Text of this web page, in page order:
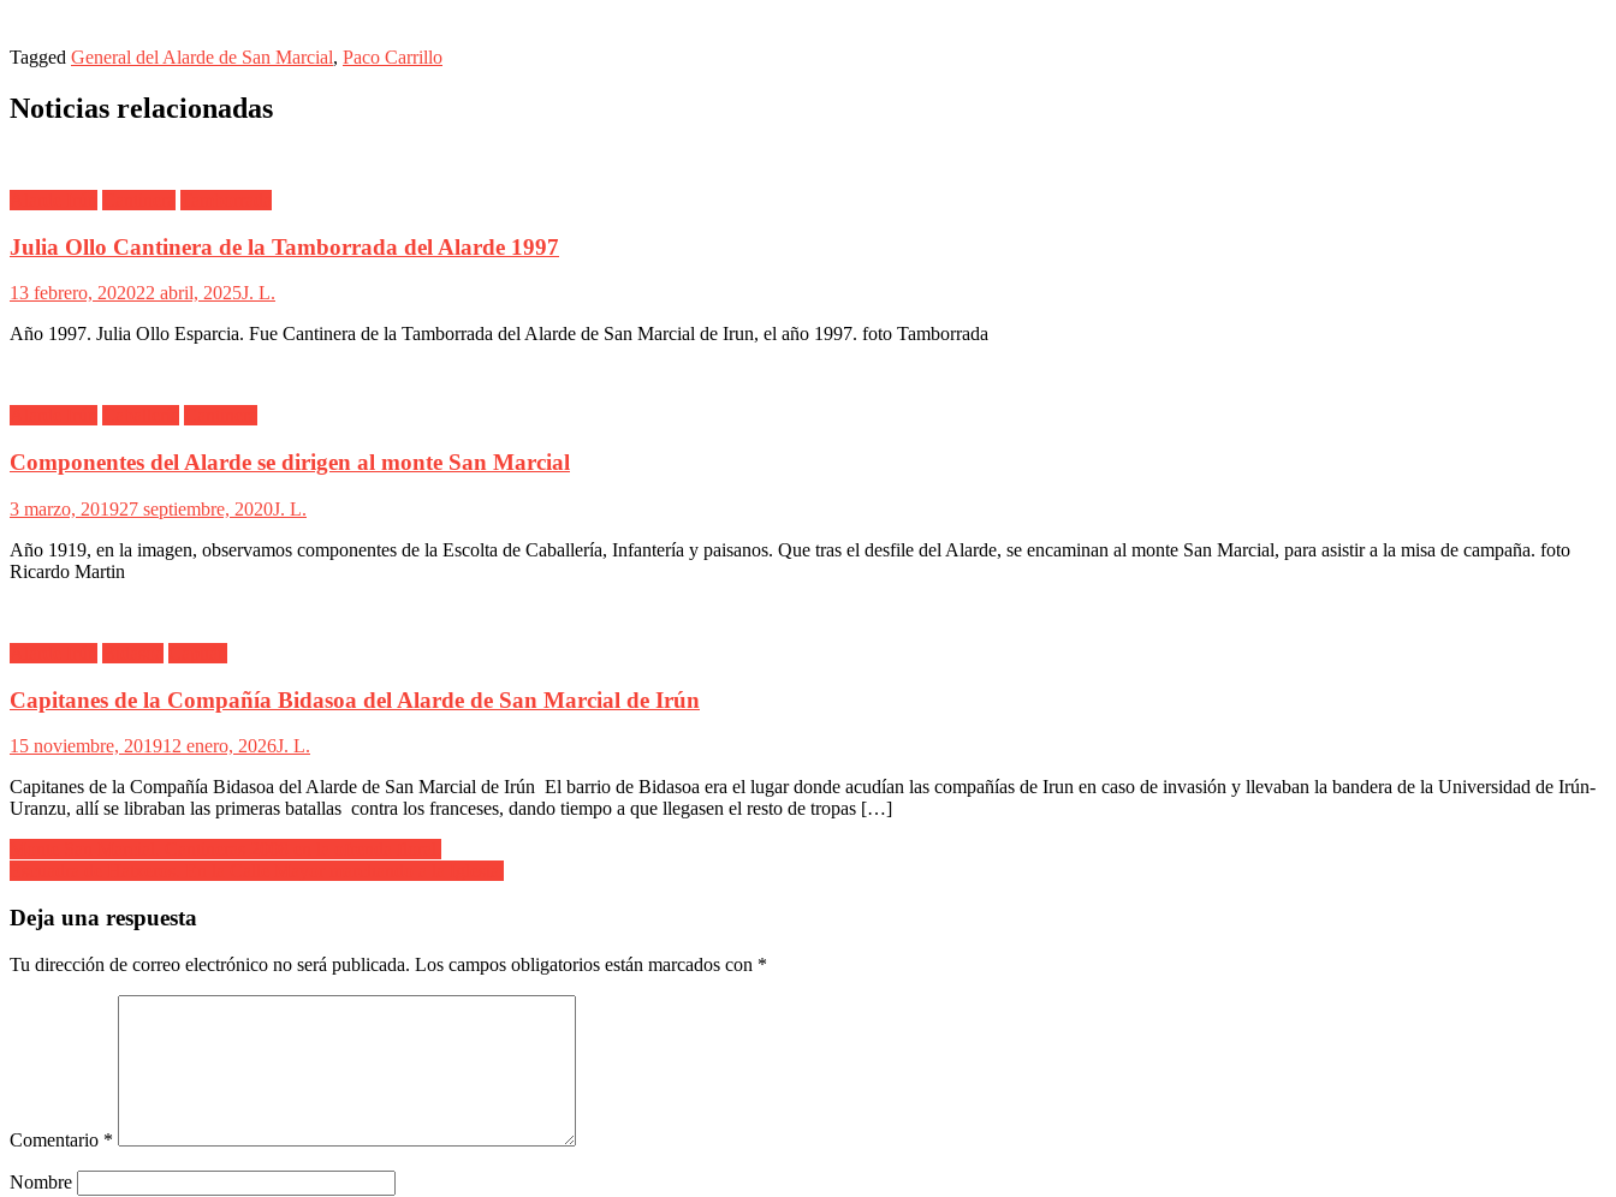
Tagged General del Alarde de San Marcial, Paco Carrillo
Noticias relacionadas
Julia Ollo Cantinera de la Tamborrada del Alarde 1997
13 febrero, 202022 abril, 2025J. L.
Año 1997. Julia Ollo Esparcia. Fue Cantinera de la Tamborrada del Alarde de San Marcial de Irun, el año 1997. foto Tamborrada
Componentes del Alarde se dirigen al monte San Marcial
3 marzo, 201927 septiembre, 2020J. L.
Año 1919, en la imagen, observamos componentes de la Escolta de Caballería, Infantería y paisanos. Que tras el desfile del Alarde, se encaminan al monte San Marcial, para asistir a la misa de campaña. foto
Ricardo Martin
Capitanes de la Compañía Bidasoa del Alarde de San Marcial de Irún
15 noviembre, 201912 enero, 2026J. L.
Capitanes de la Compañía Bidasoa del Alarde de San Marcial de Irún El barrio de Bidasoa era el lugar donde acudían las compañías de Irun en caso de invasión y llevaban la bandera de la Universidad de Irún-
Uranzu, allí se libraban las primeras batallas contra los franceses, dando tiempo a que llegasen el resto de tropas […]
Navegación
de
entradas
Deja una respuesta
Tu dirección de correo electrónico no será publicada. Los campos obligatorios están marcados con *
Comentario *
Nombre